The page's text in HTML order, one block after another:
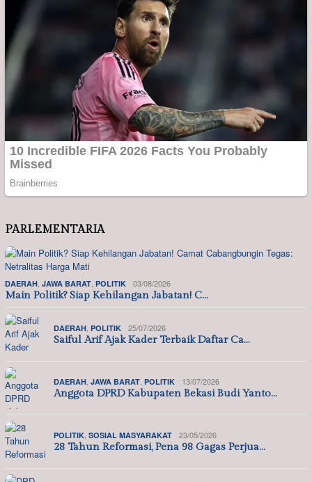
PARLEMENTARIA
DAERAH, JAWA BARAT, POLITIK 03/08/2026
Main Politik? Siap Kehilangan Jabatan! C…
DAERAH, POLITIK 25/07/2026
Saiful Arif Ajak Kader Terbaik Daftar Ca…
DAERAH, JAWA BARAT, POLITIK 13/07/2026
Anggota DPRD Kabupaten Bekasi Budi Yanto…
POLITIK, SOSIAL MASYARAKAT 23/05/2026
28 Tahun Reformasi, Pena 98 Gagas Perjua…